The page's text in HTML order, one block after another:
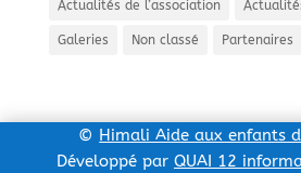
Actualités de l’association
Galeries Non classé Partenaires
© Himali Aide aux enfants
Développé par QUAI 12